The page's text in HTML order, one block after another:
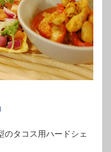
のタコス用ハードシェ